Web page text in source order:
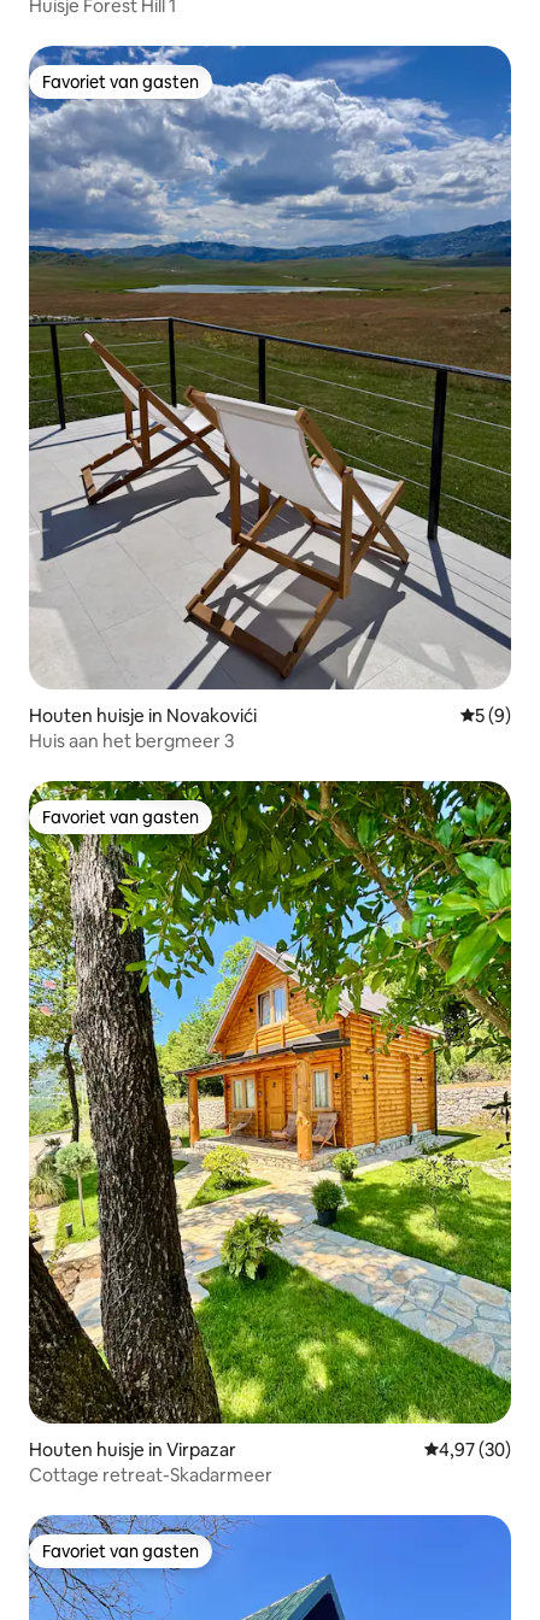
Huisje Forest Hill 1
Favoriet van gasten
Favoriet van gasten
Houten huisje in Novakovići
5 (9)
Huis aan het bergmeer 3
Favoriet van gasten
Favoriet van gasten
Houten huisje in Virpazar Gemiddelde
4,97 (30)
Cottage retreat-Skadarmeer
Favoriet van gasten
Favoriet van gasten